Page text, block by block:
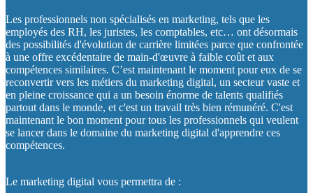
Les professionnels non spécialisés en marketing, tels que les
employés des RH, les juristes, les comptables, etc… ont désormais
des possibilités d'évolution de carrière limitées parce que confrontée
à une offre excédentaire de main-d'œuvre à faible coût et aux
compétences similaires. C’est maintenant le moment pour eux de se
reconvertir vers les métiers du marketing digital, un secteur vaste et
en pleine croissance qui a un besoin énorme de talents qualifiés
partout dans le monde, et c'est un travail très bien rémunéré. C'est
maintenant le bon moment pour tous les professionnels qui veulent
se lancer dans le domaine du marketing digital d'apprendre ces
compétences.
Le marketing digital vous permettra de :